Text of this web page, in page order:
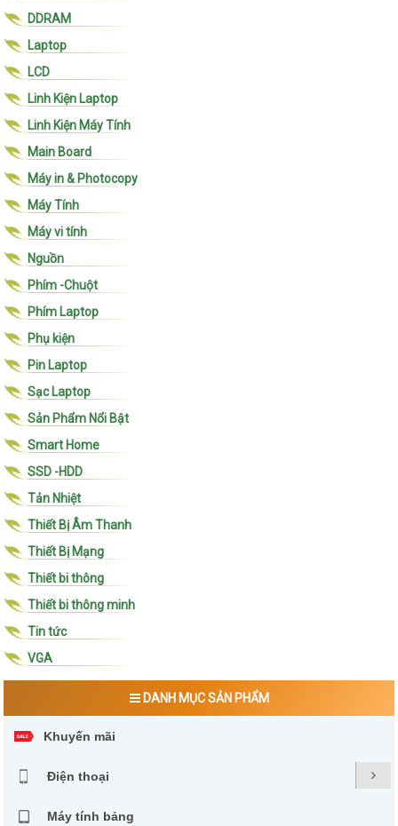
DDRAM
Laptop
LCD
Linh Kiện Laptop
Linh Kiện Máy Tính
Main Board
Máy in & Photocopy
Máy Tính
Máy vi tính
Nguồn
Phím -Chuột
Phím Laptop
Phụ kiện
Pin Laptop
Sạc Laptop
Sản Phẩm Nổi Bật
Smart Home
SSD -HDD
Tản Nhiệt
Thiết Bị Âm Thanh
Thiết Bị Mạng
Thiết bi thông
Thiết bi thông minh
Tin tức
VGA
DANH MỤC SẢN PHẨM
Khuyến mãi
Điện thoại
Máy tính bảng